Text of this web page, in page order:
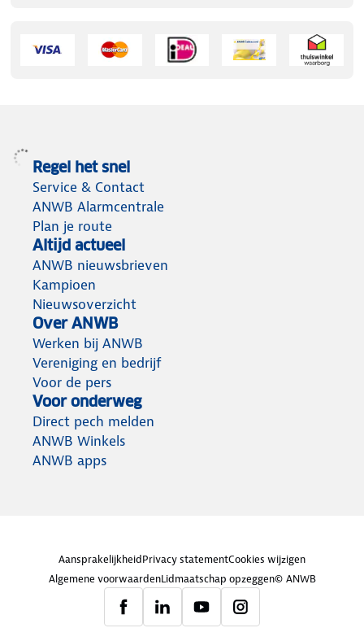
Regel het snel
Service & Contact
ANWB Alarmcentrale
Plan je route
Altijd actueel
ANWB nieuwsbrieven
Kampioen
Nieuwsoverzicht
Over ANWB
Werken bij ANWB
Vereniging en bedrijf
Voor de pers
Voor onderweg
Direct pech melden
ANWB Winkels
ANWB apps
AansprakelijkheidPrivacy statementCookies wijzigen
Algemene voorwaardenLidmaatschap opzeggen© ANWB